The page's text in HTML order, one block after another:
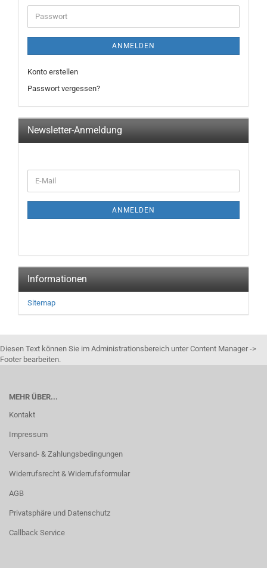
Adresse
Passwort
ANMELDEN
Konto erstellen
Passwort vergessen?
Newsletter-Anmeldung
ZUR
E-
Mail
ANMELDEN
Informationen
Sitemap
Diesen Text können Sie im Administrationsbereich unter Content Manager ->
Footer bearbeiten.
MEHR ÜBER...
Kontakt
Impressum
Versand- & Zahlungsbedingungen
Widerrufsrecht & Widerrufsformular
AGB
Privatsphäre und Datenschutz
Callback Service